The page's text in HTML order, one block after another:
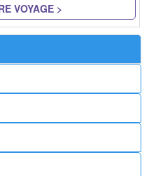
VOYAGE >